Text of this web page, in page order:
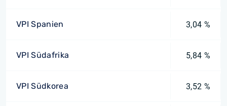
VPI Spanien 3,04 %
VPI Südafrika 5,84 %
VPI Südkorea 3,52 %